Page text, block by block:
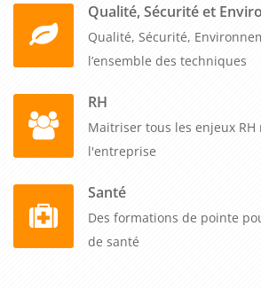
Qualité, Sécurité et
Qualité, Sécurité,
l’ensemble des techniques
RH
Maitriser tous les enjeux RH
l'entreprise
Santé
Des formations de pointe
de santé